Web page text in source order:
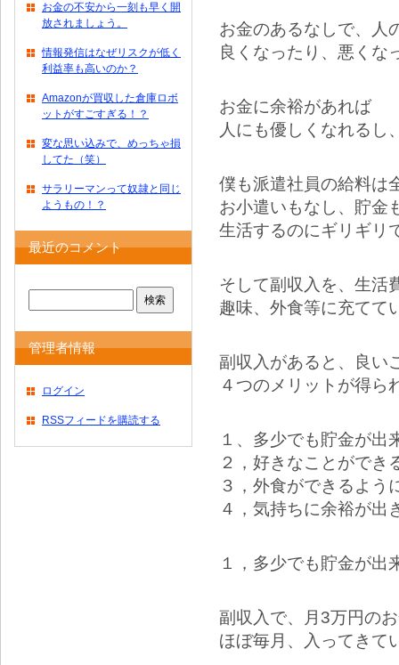
お金のあるなしで、人
良くなったり、悪くな
お金に余裕があれば
人にも優しくなれるし
僕も派遣社員の給料は
お小遣いもなし、貯金
生活するのにギリギリ
そして副収入を、生活
趣味、外食等に充てて
副収入があると、良い
４つのメリットが得ら
１、多少でも貯金が出
２，好きなことができ
３，外食ができるよう
４，気持ちに余裕が出
１，多少でも貯金が出
副収入で、月3万円の
ほぼ毎月、入ってきて
お金の不安から一刻も早く開
放されましょう。
情報発信はなぜリスクが低く
利益率も高いのか？
Amazonが買収した倉庫ロボ
ットがすごすぎる！？
変な思い込みで、めっちゃ損
してた（笑）
サラリーマンって奴隷と同じ
ようもの！？
最近のコメント
管理者情報
ログイン
RSSフィードを購読する